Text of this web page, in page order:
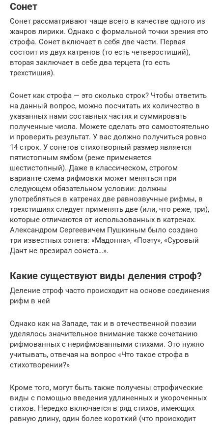
Сонет
Сонет рассматривают чаще всего в качестве одного из
жанров лирики. Однако с формальной точки зрения это
строфа. Сонет включает в себя две части. Первая
состоит из двух катренов (то есть четверостиший),
вторая заключает в себе два терцета (то есть
трехстишия).
Сонет как строфа — это сколько строк? Чтобы ответить
на данный вопрос, можно посчитать их количество в
указанных нами составных частях и суммировать
полученные числа. Можете сделать это самостоятельно
и проверить результат. У вас должно получиться ровно
14 строк. У сонетов стихотворный размер является
пятистопным ямбом (реже применяется
шестистопный). Даже в классическом, строгом
варианте схема рифмовки может меняться при
следующем обязательном условии: должны
употребляться в катренах две равнозвучные рифмы, в
трехстишиях следует применять две (или, что реже, три),
которые отличаются от использованных в катренах.
Александром Сергеевичем Пушкиным было создано
три известных сонета: «Мадонна», «Поэту», «Суровый
Дант не презирал сонета…».
Какие существуют виды деления строф?
Деление строф часто происходит на основе соединения
рифм в ней
Однако как на Западе, так и в отечественной поэзии
уделялось значительное внимание также сочетанию
рифмованных с нерифмованными стихами. Это нужно
учитывать, отвечая на вопрос «Что такое строфа в
стихотворении?»
Кроме того, могут быть также получены строфические
виды с помощью введения удлиненных и укороченных
стихов. Нередко включается в ряд стихов, имеющих
равную длину, один более короткий (что происходит